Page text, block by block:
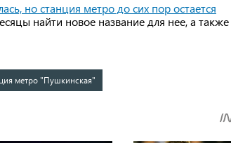
но станция метро до сих пор остается
найти новое название для нее, а также
метро "Пушкинская"